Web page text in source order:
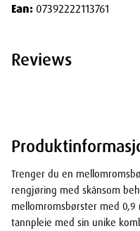
Trenger du en
rengjøring med skånsom
mellomromsbørster med 0,9
tannpleie med sin unike
Ean: 07392222113761
Reviews